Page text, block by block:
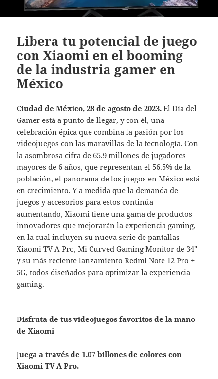
Libera tu potencial de juego
con Xiaomi en el booming
de la industria gamer en
México
Ciudad de México, 28 de agosto de 2023.El Día del
Gamer está a punto de llegar, y con él, una
celebración épica que combina la pasión por los
videojuegos con las maravillas de la tecnología. Con
la asombrosa cifra de 65.9 millones de jugadores
mayores de 6 años, que representan el 56.5% de la
población, el panorama de los juegos en México está
en crecimiento. Y a medida que la demanda de
juegos y accesorios para estos continúa
aumentando, Xiaomi tiene una gama de productos
innovadores que mejorarán la experiencia gaming,
en la cual incluyen su nueva serie de pantallas
Xiaomi TV A Pro, Mi Curved Gaming Monitor de 34″
y su más reciente lanzamiento Redmi Note 12 Pro +
5G, todos diseñados para optimizar la experiencia
gaming.
Disfruta de tus videojuegos favoritos de la mano
de Xiaomi
Juega a través de 1.07 billones de colores con
Xiaomi TV A Pro.